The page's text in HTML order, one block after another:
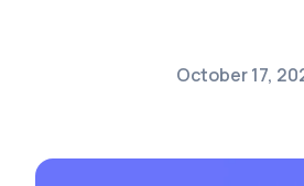
October 17,